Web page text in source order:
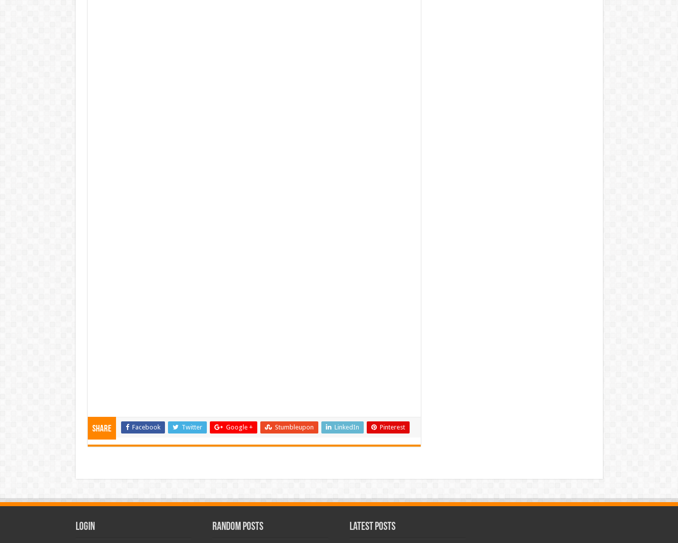
Share Facebook Twitter Google + Stumbleupon LinkedIn Pinterest
Login Random Posts Latest Posts